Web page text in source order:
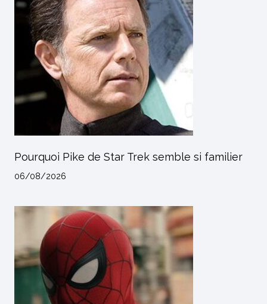
Pourquoi Pike de Star Trek semble si familier
06/08/2026